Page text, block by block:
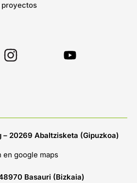
proyectos
– 20269 Abaltzisketa (Gipuzkoa)
en google maps
Basauri (Bizkaia)